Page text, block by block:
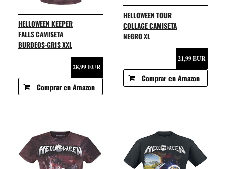
HELLOWEEN KEEPER
FALLS CAMISETA
BURDEOS-GRIS XXL
28,99 EUR
Comprar en Amazon
HELLOWEEN TOUR
COLLAGE CAMISETA
NEGRO XL
21,99 EUR
Comprar en Amazon